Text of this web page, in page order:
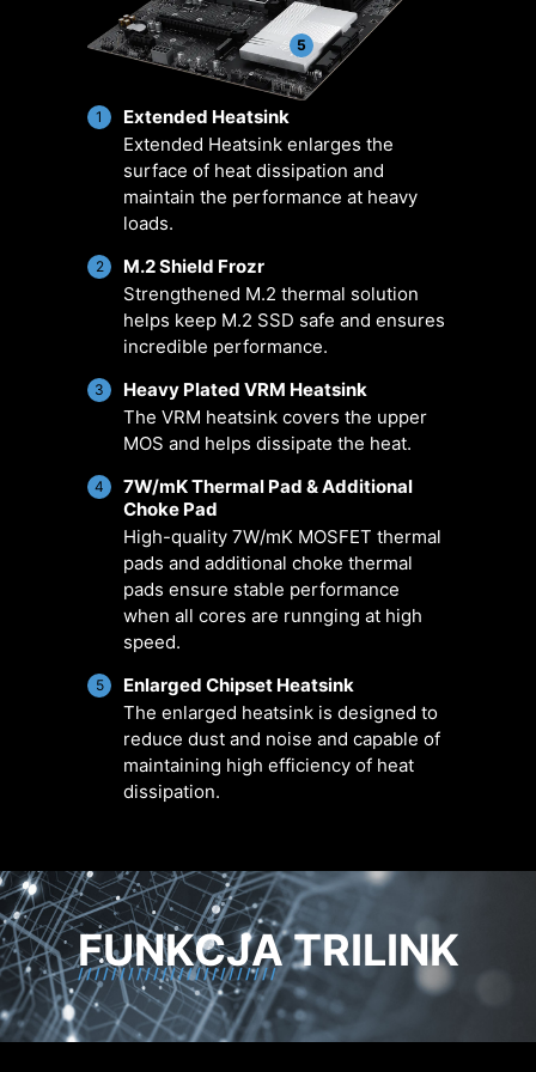
5
1
Extended Heatsink
Extended Heatsink enlarges the
surface of heat dissipation and
maintain the performance at heavy
loads.
2
M.2 Shield Frozr
Strengthened M.2 thermal solution
helps keep M.2 SSD safe and ensures
incredible performance.
3
Heavy Plated VRM Heatsink
The VRM heatsink covers the upper
MOS and helps dissipate the heat.
4
7W/mK Thermal Pad & Additional
Choke Pad
High-quality 7W/mK MOSFET thermal
pads and additional choke thermal
pads ensure stable performance
when all cores are runnging at high
speed.
5
Enlarged Chipset Heatsink
The enlarged heatsink is designed to
reduce dust and noise and capable of
maintaining high efficiency of heat
dissipation.
including a dedicated pump-fan
header.
FOR CPU
COOLER
FOR LIQUID
COOLER
3A power deliver
FOR SYSTEM
FAN
Supports auto-
EXCLUSIVE EZ
CONN. - JAF_1
2A power
optymalizację pracy systemu
chłodzenia, redukując jednocześnie
poziom generowanego przez
komputer hałasu. Zapewnia
kompatybilność z wentylatorami i
pompami PWM/DC. Oprócz tego
oferuje szereg konfigurowalnych
opcji oraz intuicyjny monitoring
temperatury, co pozwala uzyskać
optymalne warunki pracy. Co ważne,
wszystkie ustawienia są dostępne w
jednym miejscu i można je zmienić
za pomocą jednego kliknięcia.
Dostępność
wielu profili
wentylator i
regulacja
ustawień
Dostępność wielu profili
Zapisz do 5 profili przystosowanych
Inteligentny wentylator i ręczna
regulacja ustawień
Scenariusze użytkownika
Postępuj zgodnie z zaleceniami
FUNKCJA TRILINK